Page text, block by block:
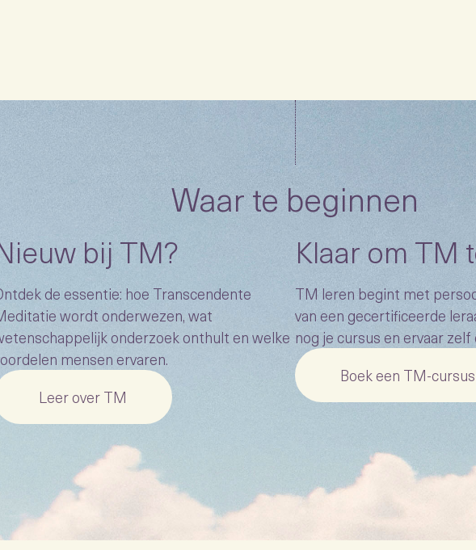
Waar te beginnen
Klaar om TM
TM leren begint met
van een gecertificeerde
nog je cursus en ervaar zelf
Boek een TM-cursus
bij TM?
de essentie: hoe Transcendente
wordt onderwezen, wat
onderzoek onthult en welke
mensen ervaren.
Leer over TM